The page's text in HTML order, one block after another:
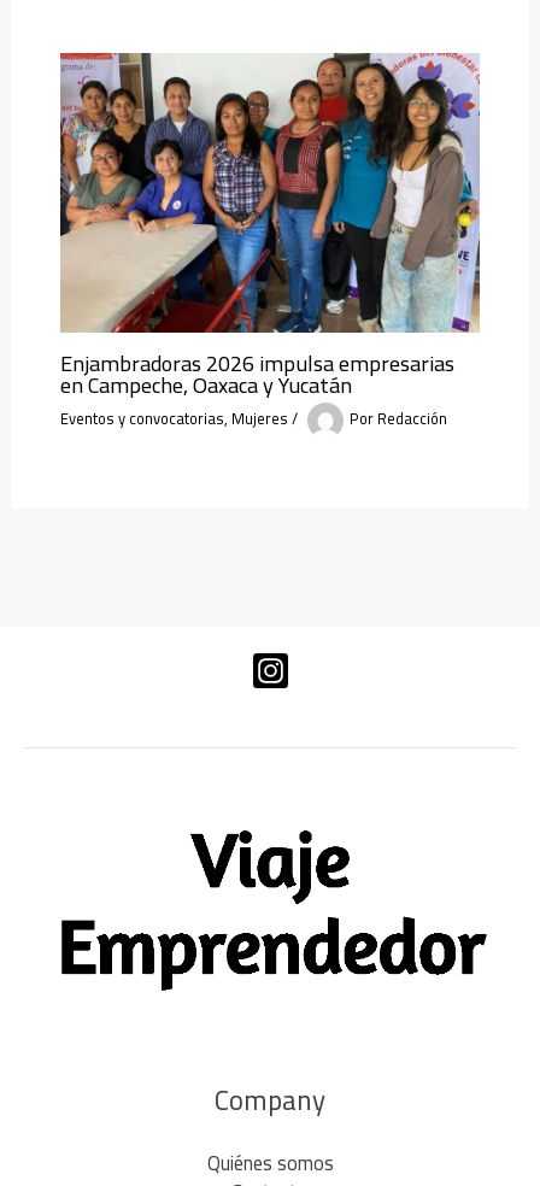
Enjambradoras 2026 impulsa empresarias
en Campeche, Oaxaca y Yucatán
Eventos y convocatorias, Mujeres/ PorRedacción
Company
Quiénes somos